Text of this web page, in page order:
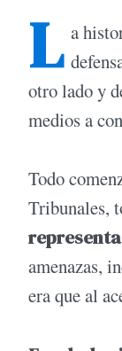
L a
otro lado y
medios a
Todo
Tribunales,
amenazas,
era que al